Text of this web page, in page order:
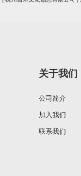
关于我们
公司简介
加入我们
联系我们